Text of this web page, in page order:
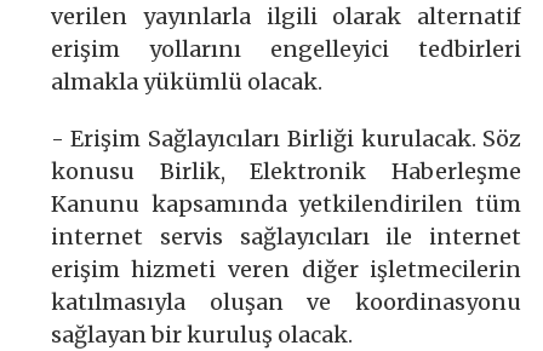
verilen yayınlarla ilgili olarak alternatif
erişim yollarını engelleyici tedbirleri
almakla yükümlü olacak.
- Erişim Sağlayıcıları Birliği kurulacak. Söz
konusu Birlik, Elektronik Haberleşme
Kanunu kapsamında yetkilendirilen tüm
internet servis sağlayıcıları ile internet
erişim hizmeti veren diğer işletmecilerin
katılmasıyla oluşan ve koordinasyonu
sağlayan bir kuruluş olacak.